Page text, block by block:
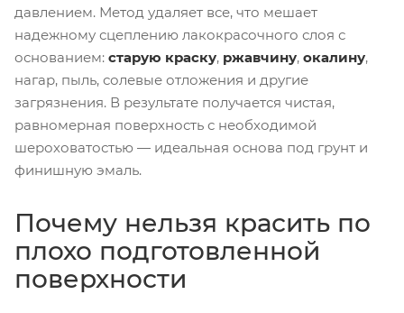
давлением. Метод удаляет все, что мешает
надежному сцеплению лакокрасочного слоя с
основанием: старую краску, ржавчину, окалину,
нагар, пыль, солевые отложения и другие
загрязнения. В результате получается чистая,
равномерная поверхность с необходимой
шероховатостью — идеальная основа под грунт и
финишную эмаль.
Почему нельзя красить по
плохо подготовленной
поверхности